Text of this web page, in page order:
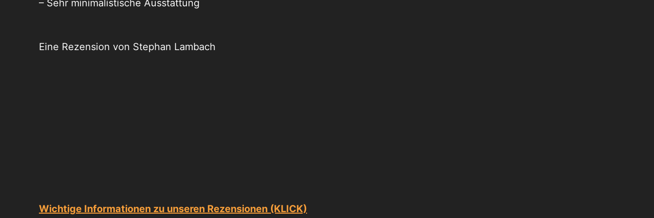
– Sehr minimalistische Ausstattung
Eine Rezension von Stephan Lambach
Wichtige Informationen zu unseren Rezensionen (KLICK)